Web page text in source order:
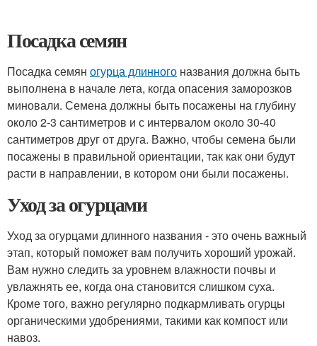
Посадка семян
Посадка семян огурца длинного названия должна быть
выполнена в начале лета, когда опасения заморозков
миновали. Семена должны быть посажены на глубину
около 2-3 сантиметров и с интервалом около 30-40
сантиметров друг от друга. Важно, чтобы семена были
посажены в правильной ориентации, так как они будут
расти в направлении, в котором они были посажены.
Уход за огурцами
Уход за огурцами длинного названия - это очень важный
этап, который поможет вам получить хороший урожай.
Вам нужно следить за уровнем влажности почвы и
увлажнять ее, когда она становится слишком суха.
Кроме того, важно регулярно подкармливать огурцы
органическими удобрениями, такими как компост или
навоз.